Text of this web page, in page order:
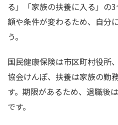
る」「家族の扶養に入る」の
額や条件が変わるため、自分
う。
国民健康保険は市区町村役所
協会けんぽ、扶養は家族の勤
す。期限があるため、退職後
です。